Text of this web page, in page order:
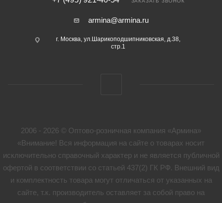
armina@armina.ru
г. Москва, ул.Шарикоподшипниковская, д.38,
стр.1
2006 - 2026 © Оптово-розничная компания «Армина»
«Внимание! Вся информация на сайте о товарах носит
исключительно справочный характер и не является публичной
офертой в соответствии со статьей 437(2) ГК РФ. Внешний вид
и комплектность товара могут отличаться от указанных на
сайте, т.к. производитель оставляет за собой право на